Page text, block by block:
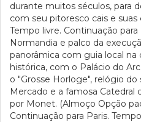
durante muitos séculos, para
com seu pitoresco cais e suas
Tempo livre. Continuação
Normandia e palco da
panorâmica com guia local
histórica, com o Palácio do
o "Grosse Horloge", relógio do
Mercado e a famosa
por Monet. (Almoço Opção
Continuação para Paris.